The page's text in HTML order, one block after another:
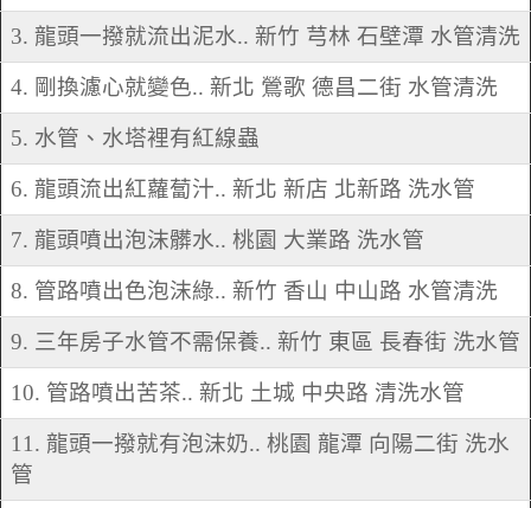
3. 龍頭一撥就流出泥水.. 新竹 芎林 石壁潭 水管清洗
4. 剛換濾心就變色.. 新北 鶯歌 德昌二街 水管清洗
5. 水管、水塔裡有紅線蟲
6. 龍頭流出紅蘿蔔汁.. 新北 新店 北新路 洗水管
7. 龍頭噴出泡沫髒水.. 桃園 大業路 洗水管
8. 管路噴出色泡沫綠.. 新竹 香山 中山路 水管清洗
9. 三年房子水管不需保養.. 新竹 東區 長春街 洗水管
10. 管路噴出苦茶.. 新北 土城 中央路 清洗水管
11. 龍頭一撥就有泡沫奶.. 桃園 龍潭 向陽二街 洗水
管